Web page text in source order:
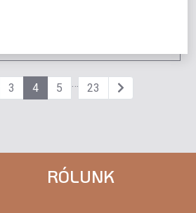
3 4 5 … 23
RÓLUNK